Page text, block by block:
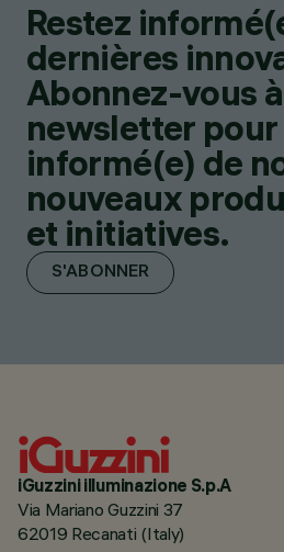
Restez
dernières
Abonnez-vous
newsletter
informé(e) de
nouveaux
et initiatives.
S'ABONNER
iGuzzini illuminazione S.p.A
Via Mariano Guzzini 37
62019 Recanati (Italy)